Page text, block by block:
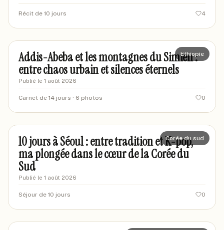
Récit de 10 jours 4
marclyon42
Ethiopie
Addis-Abeba et les montagnes du Simien :
entre chaos urbain et silences éternels
Publié le 1 août 2026
Carnet de 14 jours · 6 photos 0
marietravel92
Corée du sud
10 jours à Séoul : entre tradition et K-pop,
ma plongée dans le cœur de la Corée du
Sud
Publié le 1 août 2026
Séjour de 10 jours 0
sebastienm-marseille